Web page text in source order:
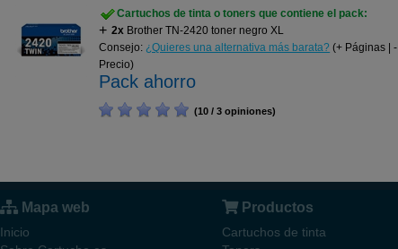
Cartuchos de tinta o toners que contiene el pack:
2x Brother TN-2420 toner negro XL
Consejo:¿Quieres una alternativa más barata? (+ Páginas | -
Precio)
Pack ahorro
(10 / 3 opiniones)
Mapa web
Inicio
Productos
Cartuchos de tinta